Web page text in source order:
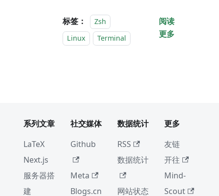
标签：
Zsh
Linux
Terminal
阅读
更多
系列文章
LaTeX
Next.js
服务器搭
建
社交媒体
Github
Meta
Blogs.cn
数据统计
RSS
数据统计
网站状态
更多
友链
开往
Mind-
Scout